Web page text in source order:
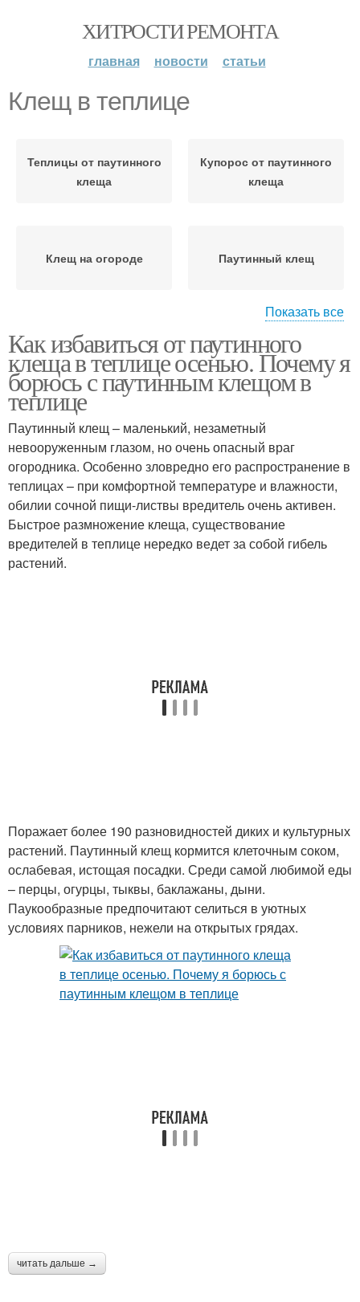
ХИТРОСТИ РЕМОНТА
главная новости статьи
Клещ в теплице
Теплицы от паутинного
клеща
Купорос от паутинного
клеща
Клещ на огороде Паутинный клещ
Борьба с клещом Почвы в теплице
Вредители в теплице
Теплицы от
белокрылки
Показать все
Как избавиться от паутинного
клеща в теплице осенью. Почему я
борюсь с паутинным клещом в
теплице
Паутинный клещ – маленький, незаметный
невооруженным глазом, но очень опасный враг
огородника. Особенно зловредно его распространение в
теплицах – при комфортной температуре и влажности,
обилии сочной пищи-листвы вредитель очень активен.
Быстрое размножение клеща, существование
вредителей в теплице нередко ведет за собой гибель
растений.
Поражает более 190 разновидностей диких и культурных
растений. Паутинный клещ кормится клеточным соком,
ослабевая, истощая посадки. Среди самой любимой еды
– перцы, огурцы, тыквы, баклажаны, дыни.
Паукообразные предпочитают селиться в уютных
условиях парников, нежели на открытых грядах.
читать дальше →